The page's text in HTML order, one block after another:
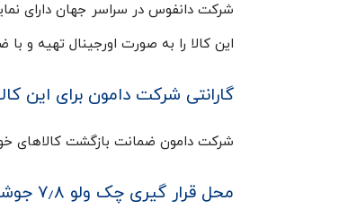
شرکت دانفوس در سراسر جهان دارای
این کالا را به صورت اورجینال تهیه و
گارانتی شرکت دامون برای این
شرکت دامون ضمانت بازگشت کالاهای خود را
محل قرار گیری چک ولو ۷٫۸ جوشی دانفوس درسیکل تبرید